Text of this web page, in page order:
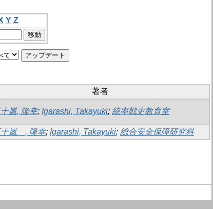
Y Z
著者
十嵐, 隆幸; Igarashi, Takayuki; 統率戦史教育室
十嵐 , 隆幸; Igarashi, Takayuki; 総合安全保障研究科